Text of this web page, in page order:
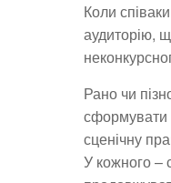
Коли
аудиторію,
Рано чи
сформувати
сценічну
У кожного –